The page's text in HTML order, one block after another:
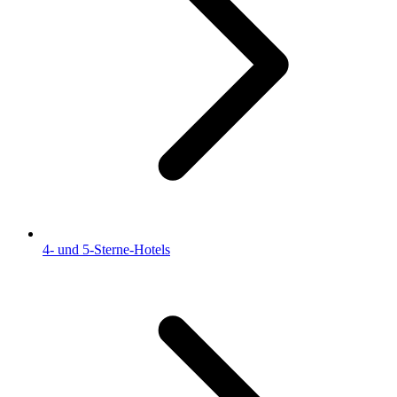
4- und 5-Sterne-Hotels